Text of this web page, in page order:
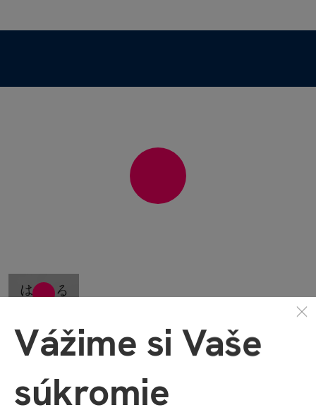
Množstvo ďalších videí nájdete na našom
Vážime si Vaše
súkromie